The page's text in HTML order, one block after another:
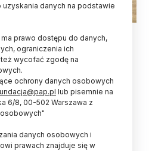
na katastrofę, a
na polu powoduje
Najlepszą formą jej
- do takich wniosków
zespół naukowców,
nieprzerwanie od 1967 r.
danych na podstawie
prawo dostępu do danych,
ograniczenia ich
wycofać zgodę na
ochrony danych osobowych
lub pisemnie na
6/8, 00-502 Warszawa z
danych osobowych i
prawach znajduje się w